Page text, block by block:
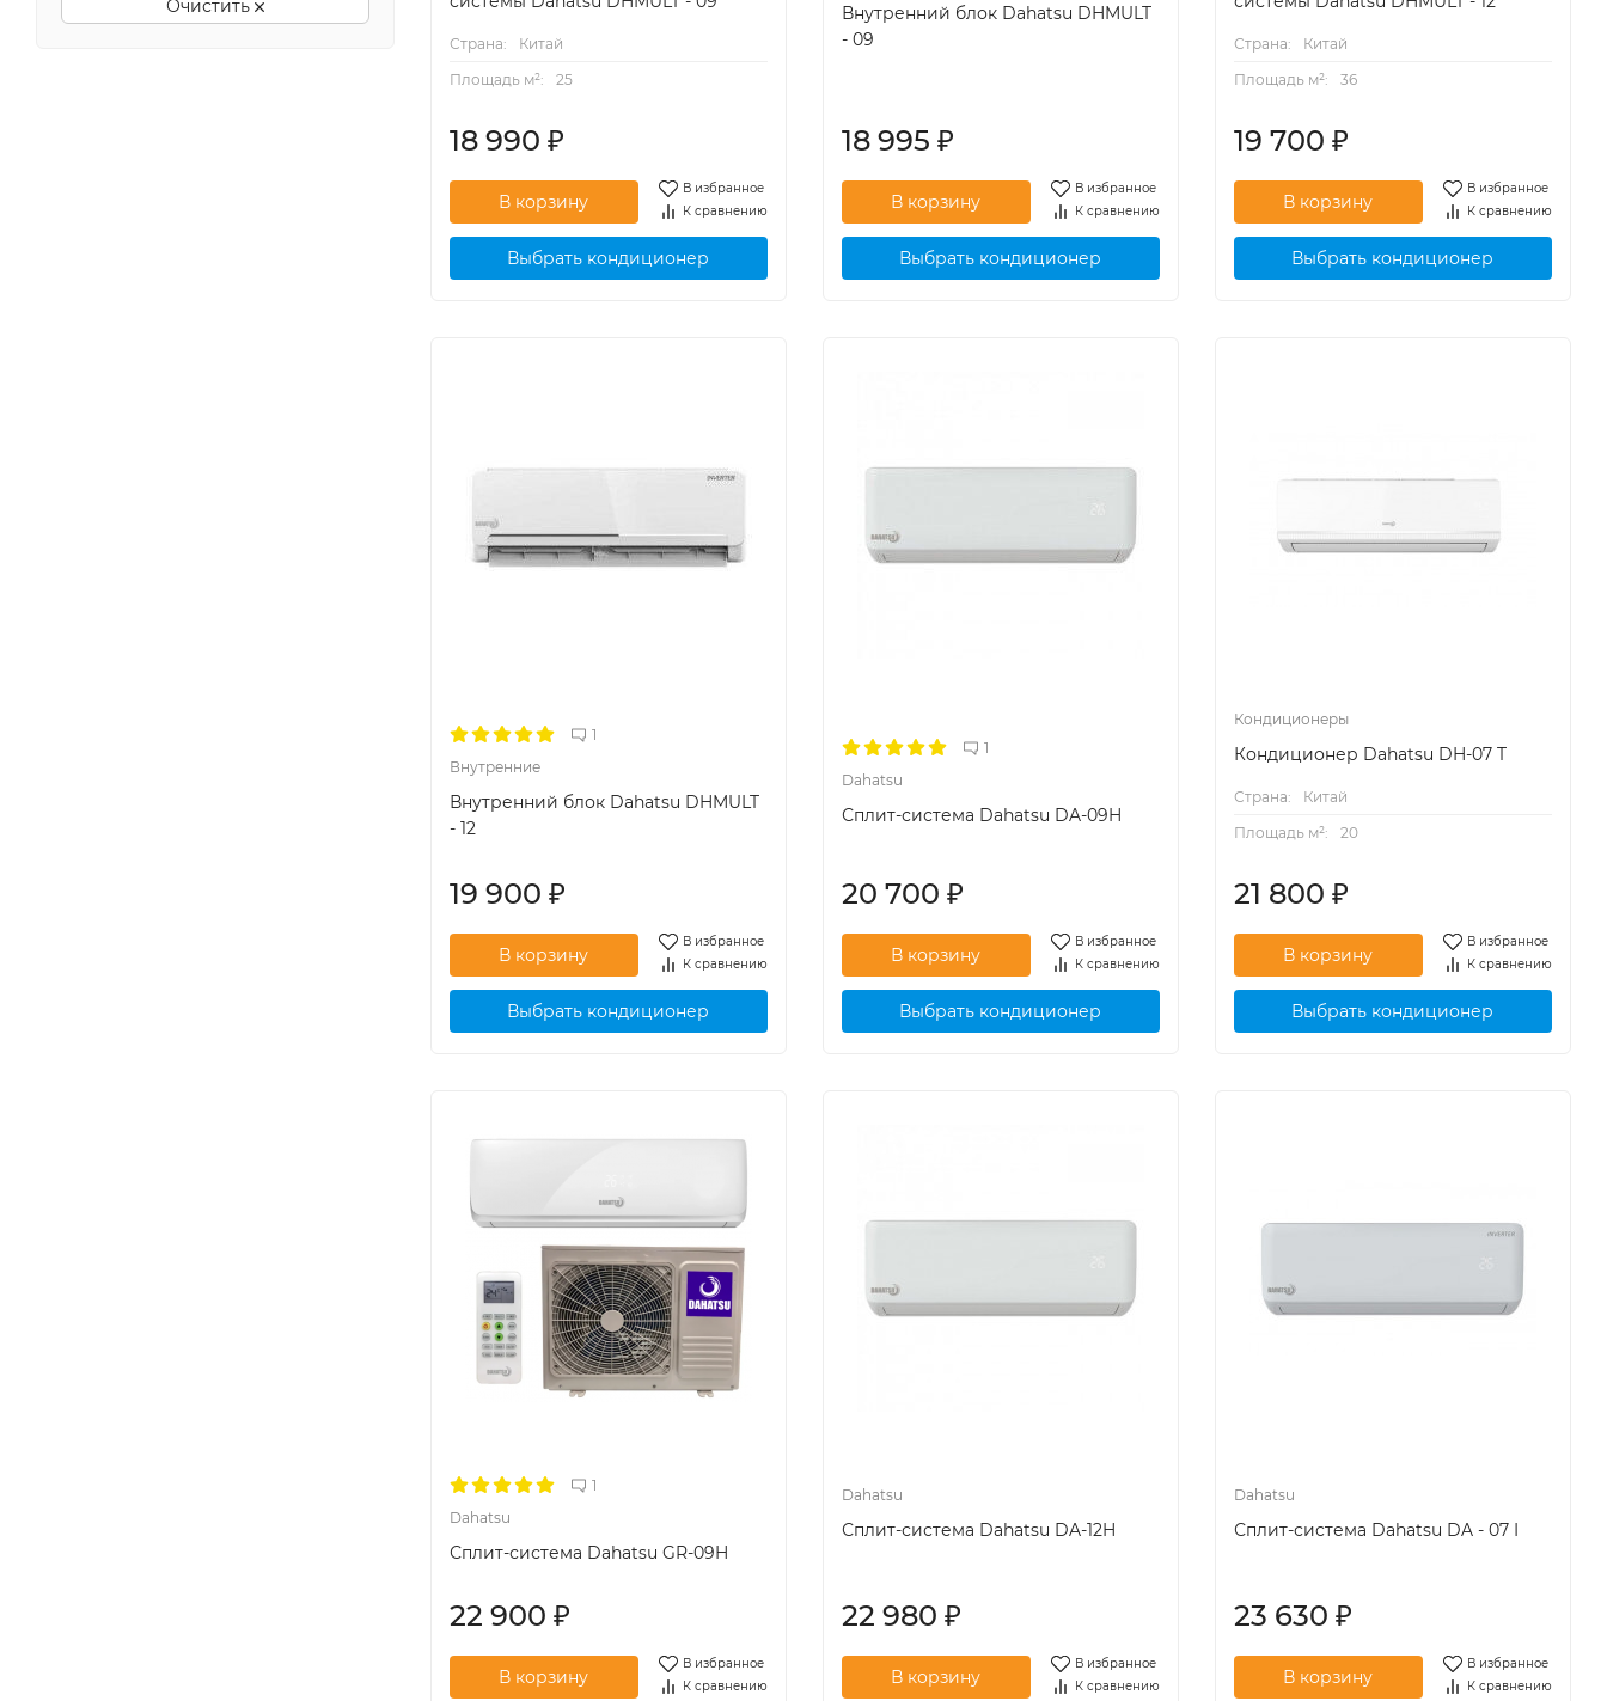
Очистить
Страна:
Китай
Площадь м²:
25
18 990 ₽
В избранное
К сравнению
Выбрать кондиционер
Внутренний блок Dahatsu DHMULT
- 09
18 995 ₽
В избранное
К сравнению
Выбрать кондиционер
Страна:
Китай
Площадь м²:
36
19 700 ₽
В избранное
К сравнению
Выбрать кондиционер
1
Внутренние
Внутренний блок Dahatsu DHMULT
- 12
19 900 ₽
В избранное
К сравнению
Выбрать кондиционер
1
Dahatsu
Сплит-система Dahatsu DA-09H
20 700 ₽
В избранное
К сравнению
Выбрать кондиционер
Кондиционеры
Кондиционер Dahatsu DH-07 T
Страна:
Китай
Площадь м²:
20
21 800 ₽
В избранное
К сравнению
Выбрать кондиционер
1
Dahatsu
Сплит-система Dahatsu GR-09H
22 900 ₽
В избранное
К сравнению
Dahatsu
Сплит-система Dahatsu DA-12H
22 980 ₽
В избранное
К сравнению
Dahatsu
Сплит-система Dahatsu DA - 07 I
23 630 ₽
В избранное
К сравнению